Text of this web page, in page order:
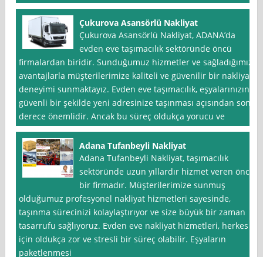
Çukurova Asansörlü Nakliyat
Çukurova Asansörlü Nakliyat, ADANA’da
evden eve taşımacılık sektöründe öncü
firmalardan biridir. Sunduğumuz hizmetler ve sağladığımız
avantajlarla müşterilerimize kaliteli ve güvenilir bir nakliyat
deneyimi sunmaktayız. Evden eve taşımacılık, eşyalarınızın
güvenli bir şekilde yeni adresinize taşınması açısından son
derece önemlidir. Ancak bu süreç oldukça yorucu ve
Adana Tufanbeyli Nakliyat
Adana Tufanbeyli Nakliyat, taşımacılık
sektöründe uzun yıllardır hizmet veren öncü
bir firmadır. Müşterilerimize sunmuş
olduğumuz profesyonel nakliyat hizmetleri sayesinde,
taşınma sürecinizi kolaylaştırıyor ve size büyük bir zaman
tasarrufu sağlıyoruz. Evden eve nakliyat hizmetleri, herkes
için oldukça zor ve stresli bir süreç olabilir. Eşyaların
paketlenmesi